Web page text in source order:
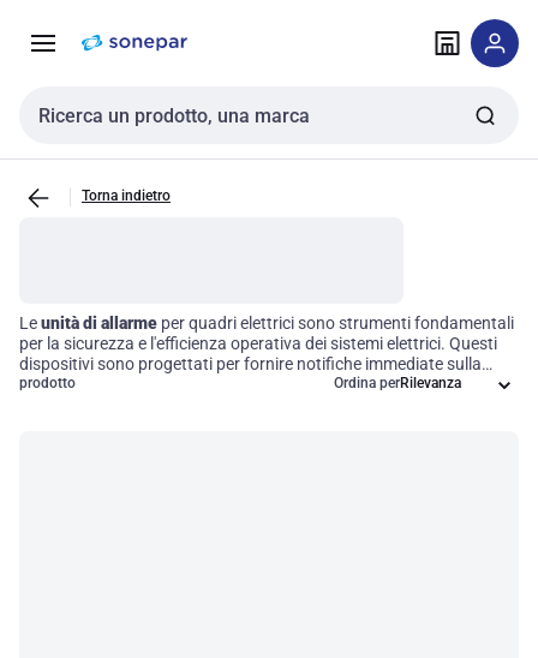
navigazione alla
Cerca input
Torna indietro
Leunità di allarme per quadri elettrici sono strumenti fondamentali
per la sicurezza e l'efficienza operativa dei sistemi elettrici. Questi
dispositivi sono progettati per fornire notifiche immediate sulla
stato e sulle prestazioni dei quadri di distribuzione, permettendo
prodotto Ordina per